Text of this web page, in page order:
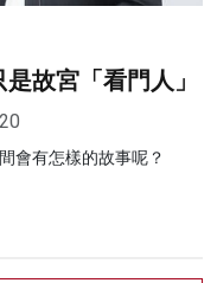
故宮「看門人」
會有怎樣的故事呢？